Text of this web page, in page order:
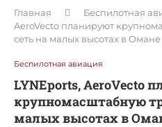
Главная Беспилотная
AeroVecto планируют
сеть на малых высотах в Омане
Беспилотная авиация
LYNEports, AeroVecto
крупномасштабную
малых высотах в